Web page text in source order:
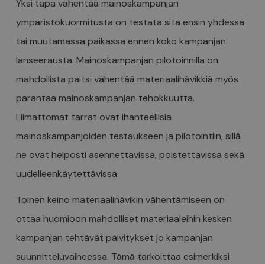
Yksi tapa vähentää mainoskampanjan
ympäristökuormitusta on testata sitä ensin yhdessä
tai muutamassa paikassa ennen koko kampanjan
lanseerausta. Mainoskampanjan pilotoinnilla on
mahdollista paitsi vähentää materiaalihävikkiä myös
parantaa mainoskampanjan tehokkuutta.
Liimattomat tarrat ovat ihanteellisia
mainoskampanjoiden testaukseen ja pilotointiin, sillä
ne ovat helposti asennettavissa, poistettavissa sekä
uudelleenkäytettävissä.
Toinen keino materiaalihävikin vähentämiseen on
ottaa huomioon mahdolliset materiaaleihin kesken
kampanjan tehtävät päivitykset jo kampanjan
suunnitteluvaiheessa. Tämä tarkoittaa esimerkiksi